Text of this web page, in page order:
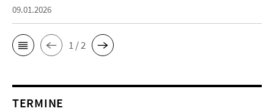
09.01.2026
1 / 2
TERMINE